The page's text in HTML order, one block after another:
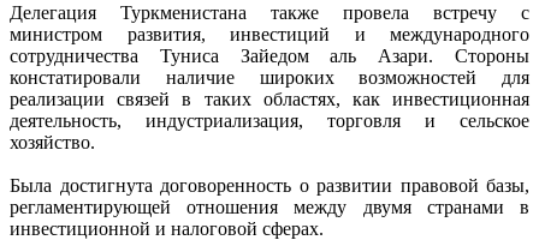
Делегация Туркменистана также провела встречу с
министром развития, инвестиций и международного
сотрудничества Туниса Зайедом аль Азари. Стороны
констатировали наличие широких возможностей для
реализации связей в таких областях, как инвестиционная
деятельность, индустриализация, торговля и сельское
хозяйство.
Была достигнута договоренность о развитии правовой базы,
регламентирующей отношения между двумя странами в
инвестиционной и налоговой сферах.